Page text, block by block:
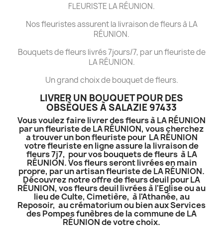
FLEURISTE LA RÉUNION.
Nos fleuristes assurent la livraison de fleurs à LA
RÉUNION.
Bouquets de fleurs livrés 7jours/7, par un fleuriste de
LA RÉUNION.
Un grand choix de bouquet de fleurs.
LIVRER UN BOUQUET POUR DES
OBSÈQUES À SALAZIE 97433
Vous voulez faire livrer des fleurs à LA RÉUNION
par un fleuriste de LA RÉUNION, vous cherchez
a trouver un bon fleuriste pour LA RÉUNION
votre fleuriste en ligne assure la livraison de
fleurs 7j7, pour vos bouquets de fleurs à LA
RÉUNION. Vos fleurs seront livrées en main
propre, par un artisan fleuriste de LA RÉUNION.
Découvrez notre offre de fleurs deuil pour LA
RÉUNION, vos fleurs deuil livrées à l'Eglise ou au
lieu de Culte, Cimetière, à l'Athanée, au
Reposoir, au crématorium ou bien aux Services
des Pompes funèbres de la commune de LA
RÉUNION de votre choix.